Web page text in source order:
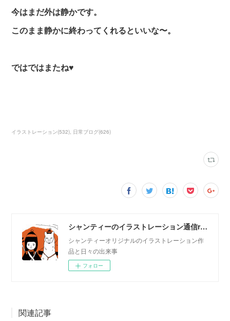
今はまだ外は静かです。
このまま静かに終わってくれるといいな〜。
ではではまたね♥
イラストレーション(532) 日常ブログ(626)
シャンティーのイラストレーション通信rararashanty
シャンティーオリジナルのイラストレーション作
品と日々の出来事
フォロー
関連記事